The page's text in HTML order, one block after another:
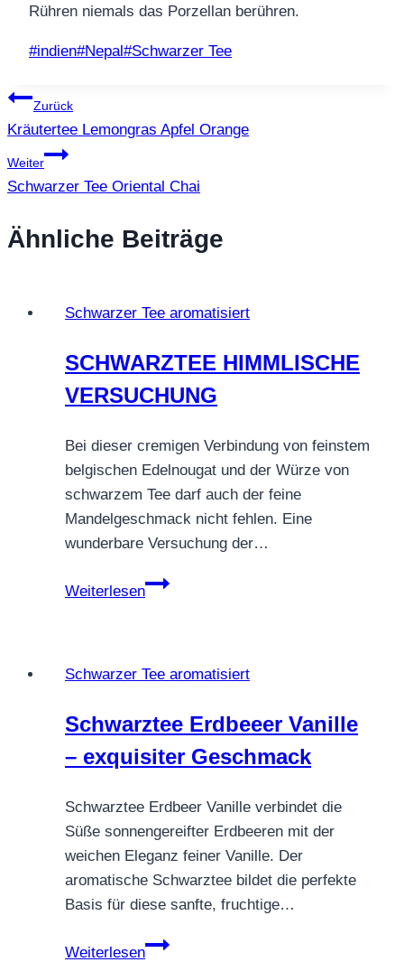
Rühren niemals das Porzellan berühren.
Schlagworte:
#indien#Nepal#Schwarzer Tee
Beitragsnavigation
Zurück
Kräutertee Lemongras Apfel Orange
Weiter
Schwarzer Tee Oriental Chai
Ähnliche Beiträge
Schwarzer Tee aromatisiert
SCHWARZTEE HIMMLISCHE
VERSUCHUNG
Bei dieser cremigen Verbindung von feinstem
belgischen Edelnougat und der Würze von
schwarzem Tee darf auch der feine
Mandelgeschmack nicht fehlen. Eine
wunderbare Versuchung der…
Weiterlesen
SCHWARZTEE
Schwarzer Tee aromatisiert
Schwarztee Erdbeeer Vanille
– exquisiter Geschmack
Schwarztee Erdbeer Vanille verbindet die
Süße sonnengereifter Erdbeeren mit der
weichen Eleganz feiner Vanille. Der
aromatische Schwarztee bildet die perfekte
Basis für diese sanfte, fruchtige…
Weiterlesen
Schwarztee